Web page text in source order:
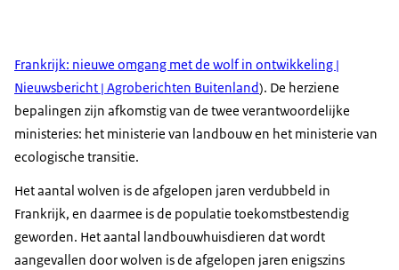
Frankrijk: nieuwe omgang met de wolf in ontwikkeling |
Nieuwsbericht | Agroberichten Buitenland). De herziene
bepalingen zijn afkomstig van de twee verantwoordelijke
ministeries: het ministerie van landbouw en het ministerie van
ecologische transitie.
Het aantal wolven is de afgelopen jaren verdubbeld in
Frankrijk, en daarmee is de populatie toekomstbestendig
geworden. Het aantal landbouwhuisdieren dat wordt
aangevallen door wolven is de afgelopen jaren enigszins